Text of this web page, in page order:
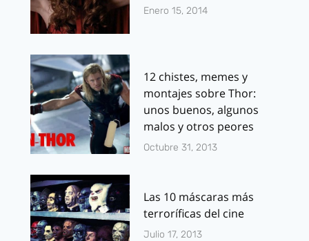
Enero 15, 2014
12 chistes, memes y
montajes sobre Thor:
unos buenos, algunos
malos y otros peores
Octubre 31, 2013
Las 10 máscaras más
terroríficas del cine
Julio 17, 2013